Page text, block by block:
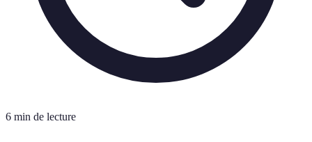
6 min de lecture